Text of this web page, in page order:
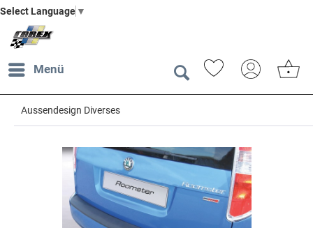
Select Language ▼
Menü
Aussendesign Diverses